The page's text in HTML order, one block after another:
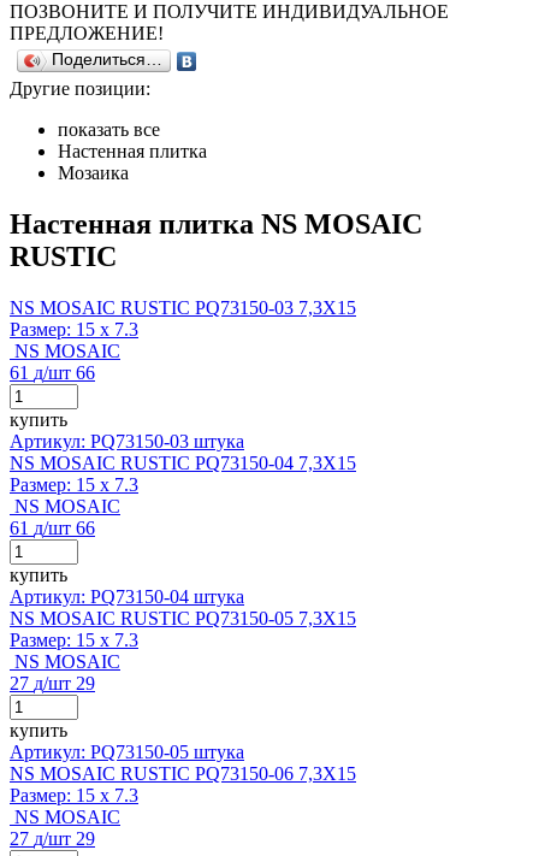
ПОЗВОНИТЕ И ПОЛУЧИТЕ ИНДИВИДУАЛЬНОЕ
ПРЕДЛОЖЕНИЕ!
Поделиться…
Другие позиции:
показать все
Настенная плитка
Мозаика
Настенная плитка NS MOSAIC
RUSTIC
NS MOSAIC RUSTIC PQ73150-03 7,3X15
Размер: 15 x 7.3
NS MOSAIC
61 д/шт 66
купить
Артикул: PQ73150-03 штука
NS MOSAIC RUSTIC PQ73150-04 7,3X15
Размер: 15 x 7.3
NS MOSAIC
61 д/шт 66
купить
Артикул: PQ73150-04 штука
NS MOSAIC RUSTIC PQ73150-05 7,3X15
Размер: 15 x 7.3
NS MOSAIC
27 д/шт 29
купить
Артикул: PQ73150-05 штука
NS MOSAIC RUSTIC PQ73150-06 7,3X15
Размер: 15 x 7.3
NS MOSAIC
27 д/шт 29